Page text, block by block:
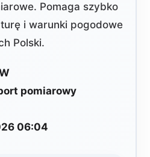
Pomaga szybko
i warunki pogodowe
Polski.
pomiarowy
06:04